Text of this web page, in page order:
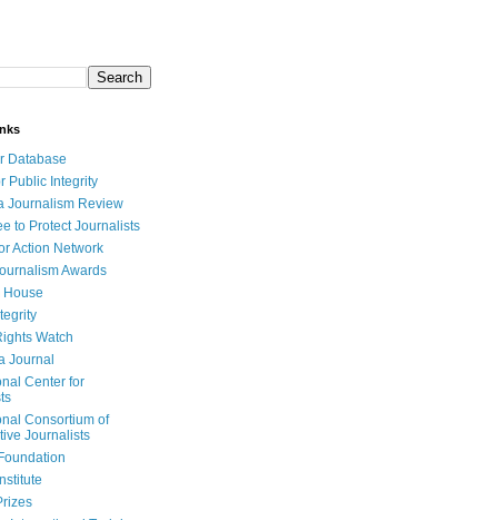
Database
Public Integrity
Journalism Review
to Protect Journalists
Action Network
Awards
House
Watch
Journal
Center for
Consortium of
Journalists